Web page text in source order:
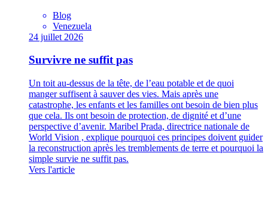
Blog
Venezuela
24 juillet 2026
Survivre ne suffit pas
Un toit au-dessus de la tête, de l’eau potable et de quoi
manger suffisent à sauver des vies. Mais après une
catastrophe, les enfants et les familles ont besoin de bien plus
que cela. Ils ont besoin de protection, de dignité et d’une
perspective d’avenir. Maribel Prada, directrice nationale de
World Vision , explique pourquoi ces principes doivent guider
la reconstruction après les tremblements de terre et pourquoi la
simple survie ne suffit pas.
Vers l'article